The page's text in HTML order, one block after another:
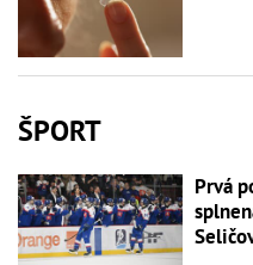
ŠPORT
Prvá